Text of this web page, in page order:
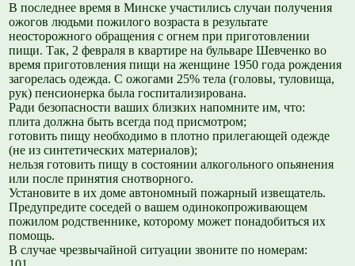
В последнее время в Минске участились случаи получения
ожогов людьми пожилого возраста в результате
неосторожного обращения с огнем при приготовлении
пищи. Так, 2 февраля в квартире на бульваре Шевченко во
время приготовления пищи на женщине 1950 года рождения
загорелась одежда. С ожогами 25% тела (головы, туловища,
рук) пенсионерка была госпитализирована.
Ради безопасности ваших близких напомните им, что:
плита должна быть всегда под присмотром;
готовить пищу необходимо в плотно прилегающей одежде
(не из синтетических материалов);
нельзя готовить пищу в состоянии алкогольного опьянения
или после принятия снотворного.
Установите в их доме автономный пожарный извещатель.
Предупредите соседей о вашем одинокопроживающем
пожилом родственнике, которому может понадобиться их
помощь.
В случае чрезвычайной ситуации звоните по номерам: